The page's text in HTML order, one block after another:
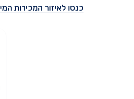
כנסו לאיזור המכירות